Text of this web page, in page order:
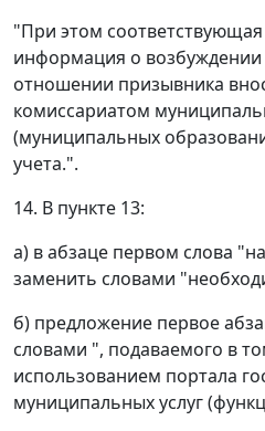
"При этом
информация о возбуждении
отношении призывника
комиссариатом
(муниципальных
учета.".
14. В пункте 13:
а) в абзаце первом слова
заменить словами
б) предложение первое
словами ", подаваемого в
использованием портала
муниципальных услуг